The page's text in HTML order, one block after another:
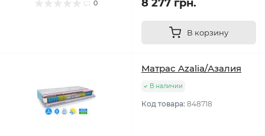
0 8 277 грн.
В корзину
Матрас Azalia/Азалия
В наличии
Код товара: 848718